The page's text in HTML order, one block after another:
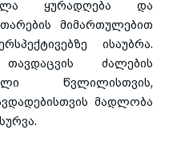
ყურადღება და
მიმართულებით
ისაუბრა.
ძალების
წვლილისთვის,
მადლობა